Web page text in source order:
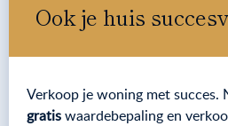
Ook je huis
Verkoop je woning met succes.
gratiswaardebepaling en